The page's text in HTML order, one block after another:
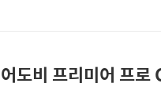
어도비 프리미어 프로